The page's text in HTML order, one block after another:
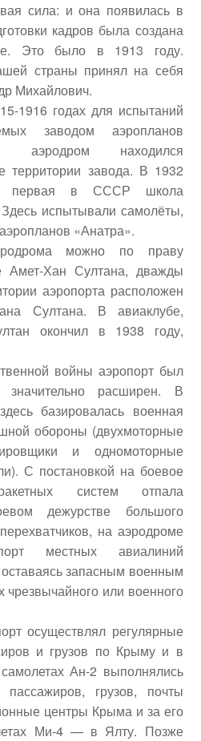
сила: и она появилась в
кадров была создана
Это было в 1913 году.
страны принял на себя
Михайлович.
1916 годах для испытаний
заводом аэропланов
аэродром находился
территории завода. В 1932
первая в СССР школа
Здесь испытывали самолёты,
«Анатра».
можно по праву
Амет-Хан Султана, дважды
аэропорта расположен
Султана. В авиаклубе,
окончил в 1938 году,
войны аэропорт был
расширен. В
базировалась военная
обороны (двухмоторные
и одномоторные
С постановкой на боевое
систем отпала
дежурстве большого
на аэродроме
местных авиалиний
запасным военным
или военного
осуществлял регулярные
и грузов по Крыму и в
Ан-2 выполнялись
грузов, почты
центры Крыма и за его
Ми-4 — в Ялту. Позже